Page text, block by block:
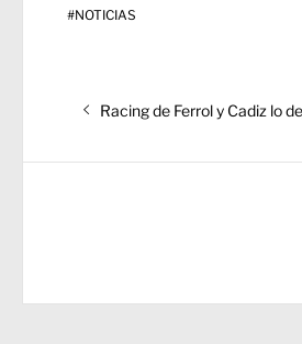
#NOTICIAS
entradas
Entrada
Racing de Ferrol y Cadiz lo